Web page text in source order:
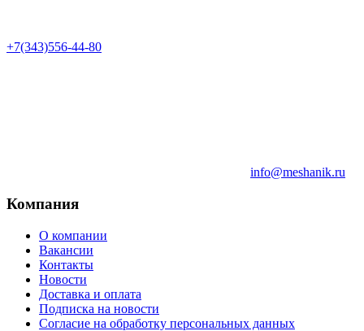
+7(343)556-44-80
info@meshanik.ru
Компания
О компании
Вакансии
Контакты
Новости
Доставка и оплата
Подписка на новости
Согласие на обработку персональных данных